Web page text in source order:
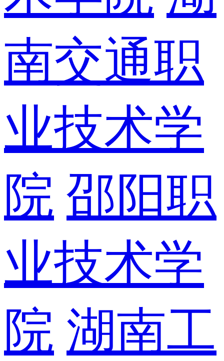
南交通职
业技术学
院 邵阳职
业技术学
院 湖南工